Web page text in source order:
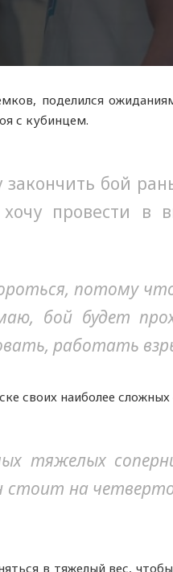
поделился
с кубинцем.
бой
провести в
потому
бой будет
работать
своих наиболее сложных
тяжелых
на
в тяжелый вес,